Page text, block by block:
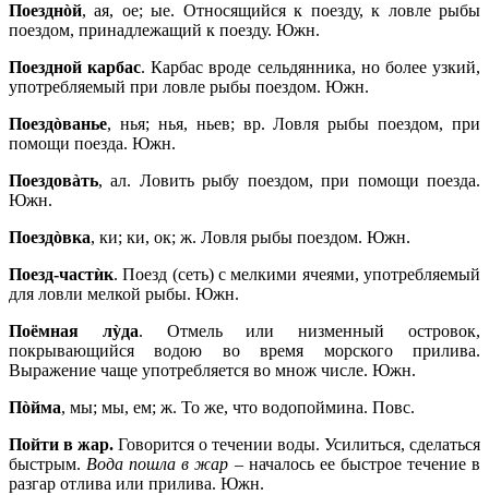
Поезднòй, ая, ое; ые. Относящийся к поезду, к ловле рыбы
поездом, принадлежащий к поезду. Южн.
Поездной карбас. Карбас вроде сельдянника, но более узкий,
употребляемый при ловле рыбы поездом. Южн.
Поездòванье, нья; нья, ньев; вр. Ловля рыбы поездом, при
помощи поезда. Южн.
Поездовàть, ал. Ловить рыбу поездом, при помощи поезда.
Южн.
Поездòвка, ки; ки, ок; ж. Ловля рыбы поездом. Южн.
Поезд-частѝк. Поезд (сеть) с мелкими ячеями, употребляемый
для ловли мелкой рыбы. Южн.
Поёмная лỳда. Отмель или низменный островок,
покрывающийся водою во время морского прилива.
Выражение чаще употребляется во множ числе. Южн.
Пòйма, мы; мы, ем; ж. То же, что водопоймина. Повс.
Пойти в жар. Говорится о течении воды. Усилиться, сделаться
быстрым. Вода пошла в жар – началось ее быстрое течение в
разгар отлива или прилива. Южн.